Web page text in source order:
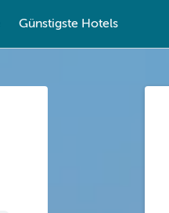
Günstigste Hotels